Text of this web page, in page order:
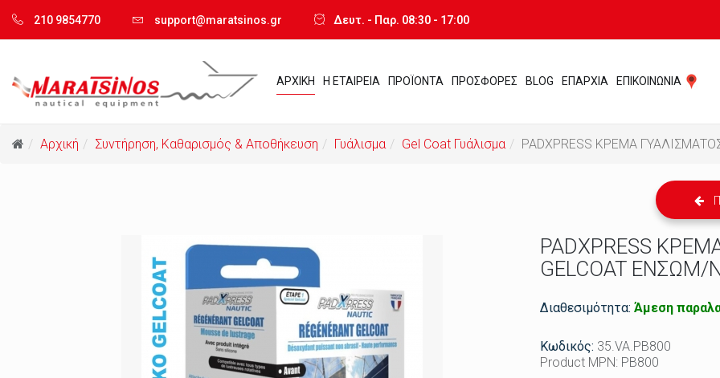
210 9854770 support@maratsinos.gr Δευτ. - Παρ. 08:30 - 17:00
ΑΡΧΙΚΗ Η ΕΤΑΙΡΕΙΑ ΠΡΟΪΟΝΤΑ ΠΡΟΣΦΟΡΕΣ BLOG ΕΠΑΡΧΙΑ ΕΠΙΚΟΙΝΩΝΙΑ
Αρχική Συντήρηση, Καθαρισμός & Αποθήκευση Γυάλισμα Gel Coat Γυάλισμα PADXPRESS ΚΡΕΜΑ
PADXPRESS
GELCOAT ΕΝΣΩΜ/
Διαθεσιμότητα: Άμεση
Κωδικός: 35.VA.PB800
Product MPN: PB800